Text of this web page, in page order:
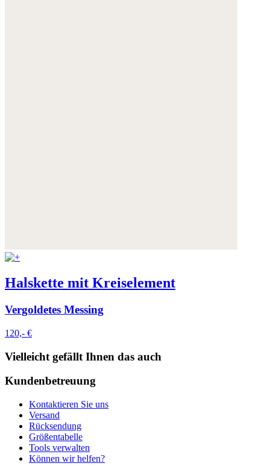
Halskette mit Kreiselement
Vergoldetes Messing
120,- €
Vielleicht gefällt Ihnen das auch
Kundenbetreuung
Kontaktieren Sie uns
Versand
Rücksendung
Größentabelle
Tools verwalten
Können wir helfen?